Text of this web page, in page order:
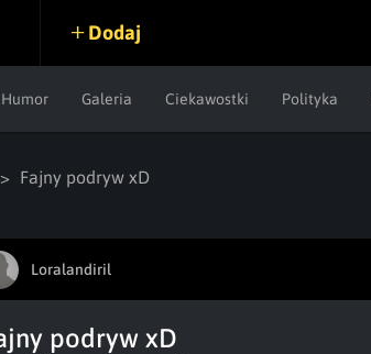
Dodaj
Humor Galeria Ciekawostki Polityka
Fajny podryw xD
Loralandiril
podryw xD